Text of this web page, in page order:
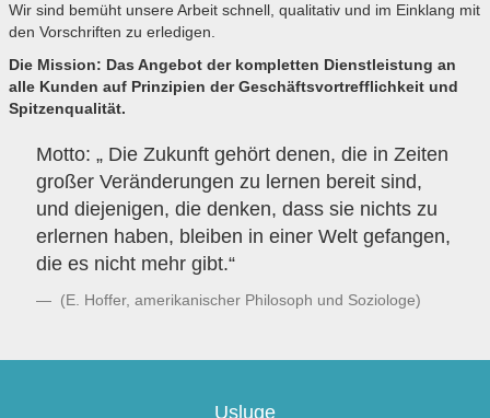
Wir sind bemüht unsere Arbeit schnell, qualitativ und im Einklang mit
den Vorschriften zu erledigen.
Die Mission: Das Angebot der kompletten Dienstleistung an
alle Kunden auf Prinzipien der Geschäftsvortrefflichkeit und
Spitzenqualität.
Motto: „ Die Zukunft gehört denen, die in Zeiten
großer Veränderungen zu lernen bereit sind,
und diejenigen, die denken, dass sie nichts zu
erlernen haben, bleiben in einer Welt gefangen,
die es nicht mehr gibt.“
(E. Hoffer, amerikanischer Philosoph und Soziologe)
Usluge